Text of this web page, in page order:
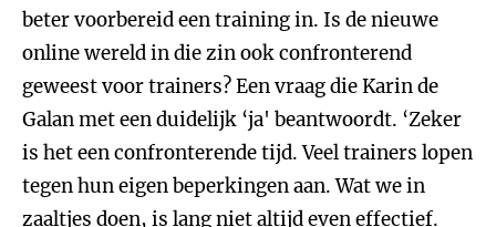
beter voorbereid een training in. Is de nieuwe
online wereld in die zin ook confronterend
geweest voor trainers? Een vraag die Karin de
Galan met een duidelijk ‘ja' beantwoordt. ‘Zeker
is het een confronterende tijd. Veel trainers lopen
tegen hun eigen beperkingen aan. Wat we in
zaaltjes doen, is lang niet altijd even effectief.